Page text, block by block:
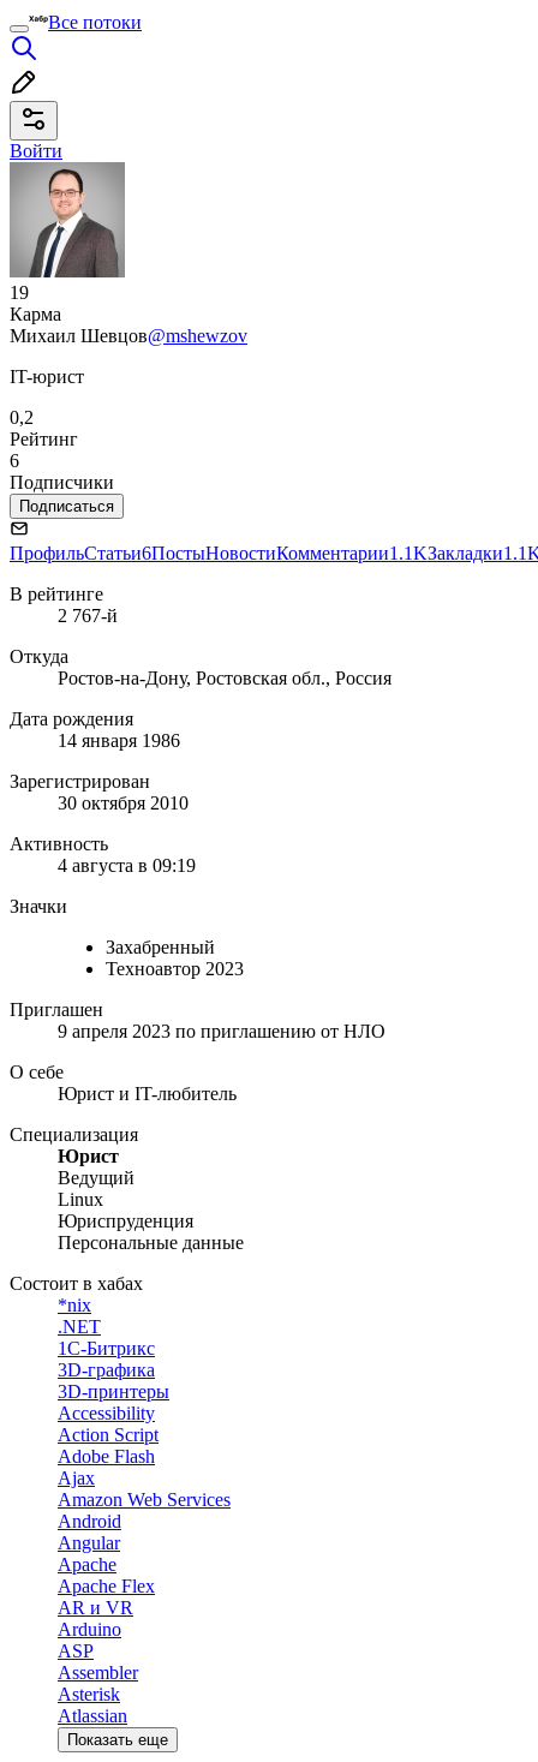
Все потоки
Войти
19
Карма
Михаил Шевцов@mshewzov
IT-юрист
0,2
Рейтинг
6
Подписчики
Подписаться
ПрофильСтатьи6ПостыНовостиКомментарии1.1KЗакладки
В рейтинге
2 767-й
Откуда
Ростов-на-Дону, Ростовская обл., Россия
Дата рождения
14 января 1986
Зарегистрирован
30 октября 2010
Активность
4 августа в 09:19
Значки
Захабренный
Техноавтор 2023
Приглашен
9 апреля 2023 по приглашению от НЛО
О себе
Юрист и IT-любитель
Специализация
Юрист
Ведущий
Linux
Юриспруденция
Персональные данные
Состоит в хабах
*nix
.NET
1С-Битрикс
3D-графика
3D-принтеры
Accessibility
Action Script
Adobe Flash
Ajax
Amazon Web Services
Android
Angular
Apache
Apache Flex
AR и VR
Arduino
ASP
Assembler
Asterisk
Atlassian
Показать еще